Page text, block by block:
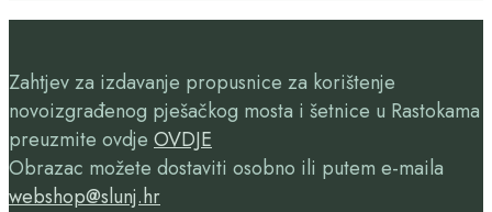
Zahtjev za izdavanje propusnice za korištenje
novoizgrađenog pješačkog mosta i šetnice u Rastokama
preuzmite ovdje OVDJE
Obrazac možete dostaviti osobno ili putem e-maila
webshop@slunj.hr